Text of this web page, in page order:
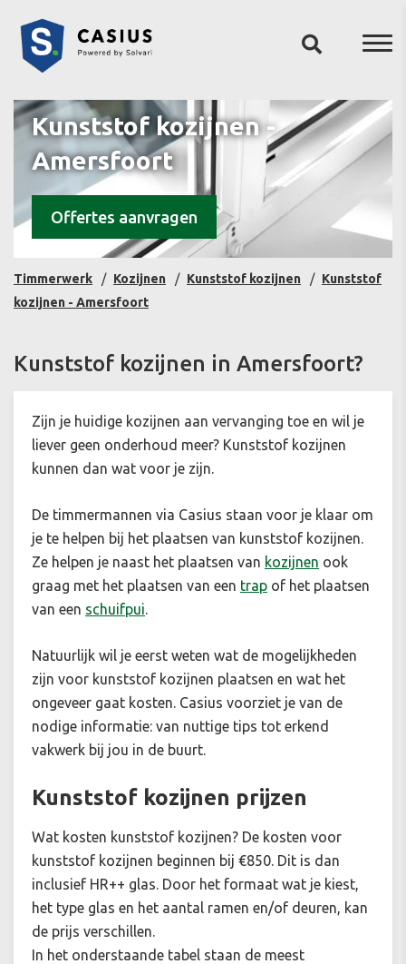
Kunststof kozijnen -
Amersfoort
Offertes aanvragen
Timmerwerk Kozijnen Kunststof kozijnen
Kunststof
kozijnen - Amersfoort
Kunststof kozijnen in Amersfoort?
Zijn je huidige kozijnen aan vervanging toe en wil je
liever geen onderhoud meer? Kunststof kozijnen
kunnen dan wat voor je zijn.
De timmermannen via Casius staan voor je klaar om
je te helpen bij het plaatsen van kunststof kozijnen.
Ze helpen je naast het plaatsen van kozijnen ook
graag met het plaatsen van een trap of het plaatsen
van een schuifpui.
Natuurlijk wil je eerst weten wat de mogelijkheden
zijn voor kunststof kozijnen plaatsen en wat het
ongeveer gaat kosten. Casius voorziet je van de
nodige informatie: van nuttige tips tot erkend
vakwerk bij jou in de buurt.
Kunststof kozijnen prijzen
Wat kosten kunststof kozijnen? De kosten voor
kunststof kozijnen beginnen bij €850. Dit is dan
inclusief HR++ glas. Door het formaat wat je kiest,
het type glas en het aantal ramen en/of deuren, kan
de prijs verschillen.
In het onderstaande tabel staan de meest